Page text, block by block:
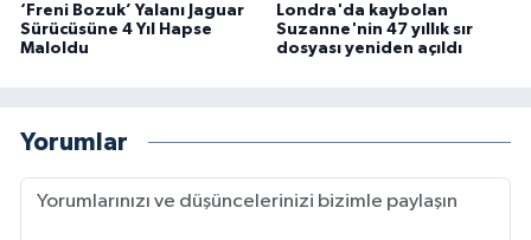
‘Freni Bozuk’ Yalanı Jaguar
Sürücüsüne 4 Yıl Hapse
Maloldu
Londra'da kaybolan
Suzanne'nin 47 yıllık sır
dosyası yeniden açıldı
Yorumlar